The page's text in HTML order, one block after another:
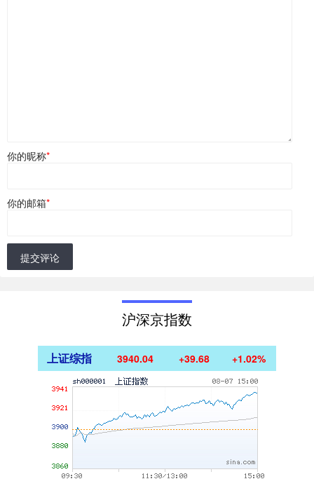
你的昵称*
你的邮箱*
提交评论
沪深京指数
上证综指 3940.04 +39.68 +1.02%